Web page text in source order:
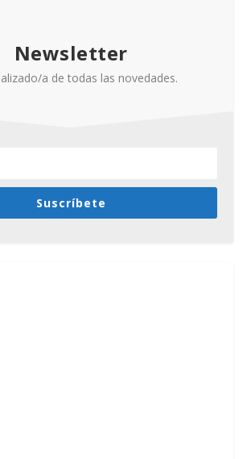
Newsletter
a de todas las novedades.
Suscríbete